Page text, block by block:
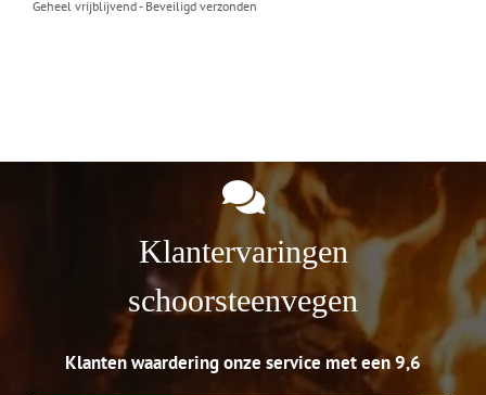
Geheel vrijblijvend - Beveiligd verzonden
Klantervaringen
schoorsteenvegen
Klanten waardering onze service met een 9,6